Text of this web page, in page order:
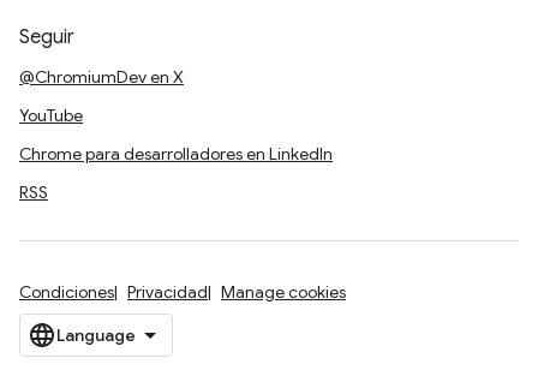
Seguir
@ChromiumDev en X
YouTube
Chrome para desarrolladores en LinkedIn
RSS
Condiciones Privacidad Manage cookies